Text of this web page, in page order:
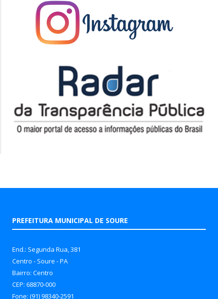
PREFEITURA MUNICIPAL DE SOURE
End.: Segunda Rua, 381
Centro - Soure - PA
Bairro: Centro
CEP: 68870-000
Fone: (91) 98340-2591